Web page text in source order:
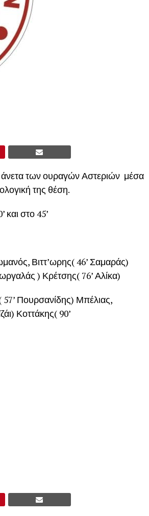
άνετα των ουραγών Αστεριών μέσα
της θέση.
στο 45’
Βιττ’ωρης( 46’ Σαμαράς)
) Κρέτσης( 76’ Αλίκα)
Πουρσανίδης) Μπέλιας,
Κοττάκης( 90’